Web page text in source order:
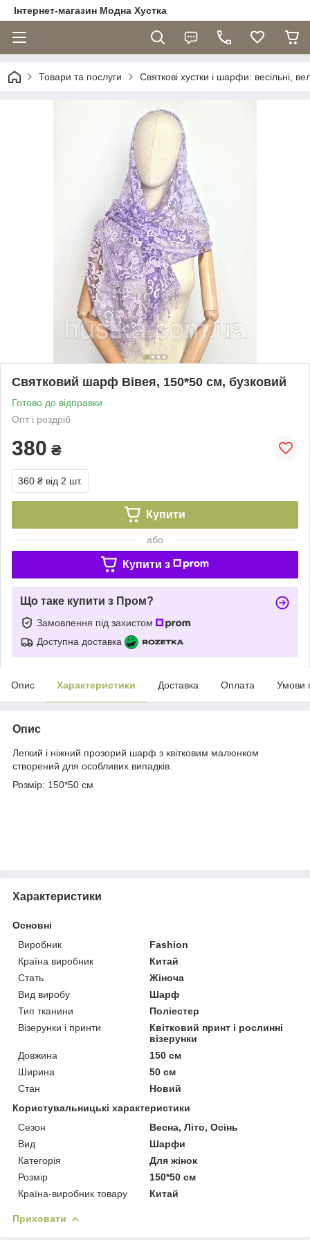
Інтернет-магазин Модна Хустка
Товари та послуги Святкові хустки і шарфи: весільні,
Святковий шарф Вівея, 150*50 см, бузковий
Готово до відправки
Опт і роздріб
380 ₴
360 ₴ від 2 шт.
Купити
або
Купити з
Що таке купити з Пром?
Замовлення під захистом
Доступна доставка
Опис Характеристики Доставка Оплата Умови
Опис
Легкий і ніжний прозорий шарф з квітковим малюнком
створений для особливих випадків.
Розмір: 150*50 см
Характеристики
Основні
Виробник
Fashion
Країна виробник
Китай
Стать
Жіноча
Вид виробу
Шарф
Тип тканини
Поліестер
Візерунки і принти
Квітковий принт і рослинні
візерунки
Довжина
150 см
Ширина
50 см
Стан
Новий
Користувальницькі характеристики
Сезон
Весна, Літо, Осінь
Вид
Шарфи
Категорія
Для жінок
Розмір
150*50 см
Країна-виробник товару
Китай
Приховати